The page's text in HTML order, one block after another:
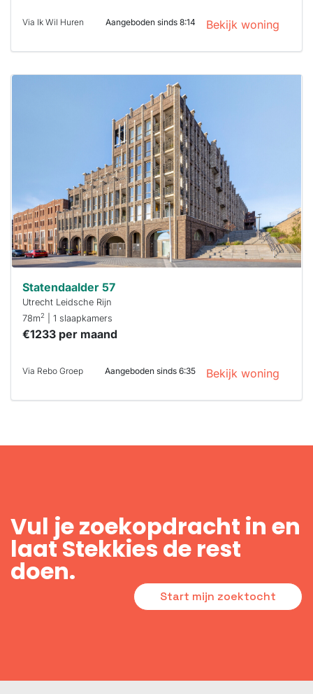
Via Ik Wil Huren Aangeboden sinds 8:14 Bekijk woning
Stekkies helpt
je hierbij!
Statendaalder 57
Utrecht Leidsche Rijn
78m2 | 1 slaapkamers
€1233 per maand
Via Rebo Groep Aangeboden sinds 6:35 Bekijk woning
Vul je zoekopdracht in en
laat Stekkies de rest
doen.
Start mijn zoektocht